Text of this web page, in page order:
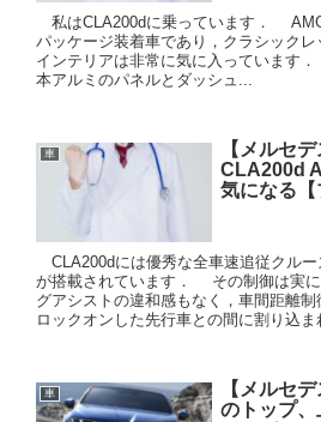
私はCLA200dに乗っています．
パッケージ装着車であり，クラシック
インテリアは非常に気に入っています
本アルミのパネルとダッシュ...
車
【メルセ
CLA200d
気になる【
CLA200dには優秀な全車速追従クルー
が搭載されています． その制御は実に
グアシストの違和感もなく，車間距離
ロックオンした先行車との間に割り込ま
車
【メルセ
のトップ